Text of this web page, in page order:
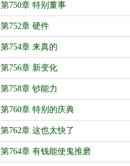
第750章 特别董事
第752章 硬件
第754章 来真的
第756章 新变化
第758章 钞能力
第760章 特别的庆典
第762章 这也太快了
第764章 有钱能使鬼推磨